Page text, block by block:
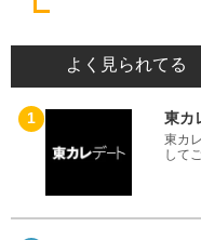
よく見られてる
東カ
東カ
して
てく